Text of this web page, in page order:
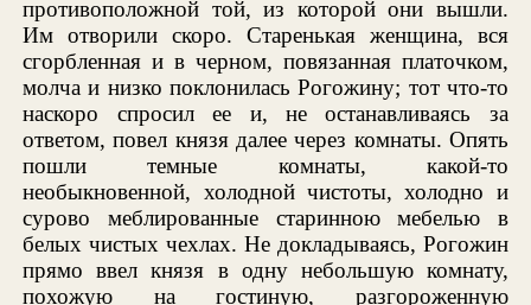
противоположной той, из которой они вышли.
Им отворили скоро. Старенькая женщина, вся
сгорбленная и в черном, повязанная платочком,
молча и низко поклонилась Рогожину; тот что-то
наскоро спросил ее и, не останавливаясь за
ответом, повел князя далее через комнаты. Опять
пошли темные комнаты, какой-то
необыкновенной, холодной чистоты, холодно и
сурово меблированные старинною мебелью в
белых чистых чехлах. Не докладываясь, Рогожин
прямо ввел князя в одну небольшую комнату,
похожую на гостиную, разгороженную